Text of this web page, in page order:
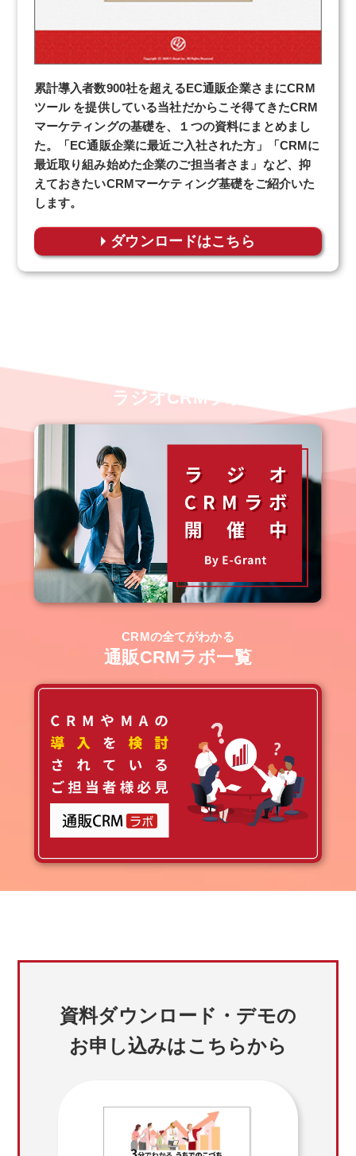
累計導入者数900社を超えるEC通販企業さまにCRM
ツール を提供している当社だからこそ得てきたCRM
マーケティングの基礎を、１つの資料にまとめまし
た。「EC通販企業に最近ご入社された方」「CRMに
最近取り組み始めた企業のご担当者さま」など、抑
えておきたいCRMマーケティング基礎をご紹介いた
します。
ダウンロードはこちら
ラジオCRMラボ
CRMの全てがわかる
通販CRMラボ一覧
資料ダウンロード・デモの
お申し込みはこちらから